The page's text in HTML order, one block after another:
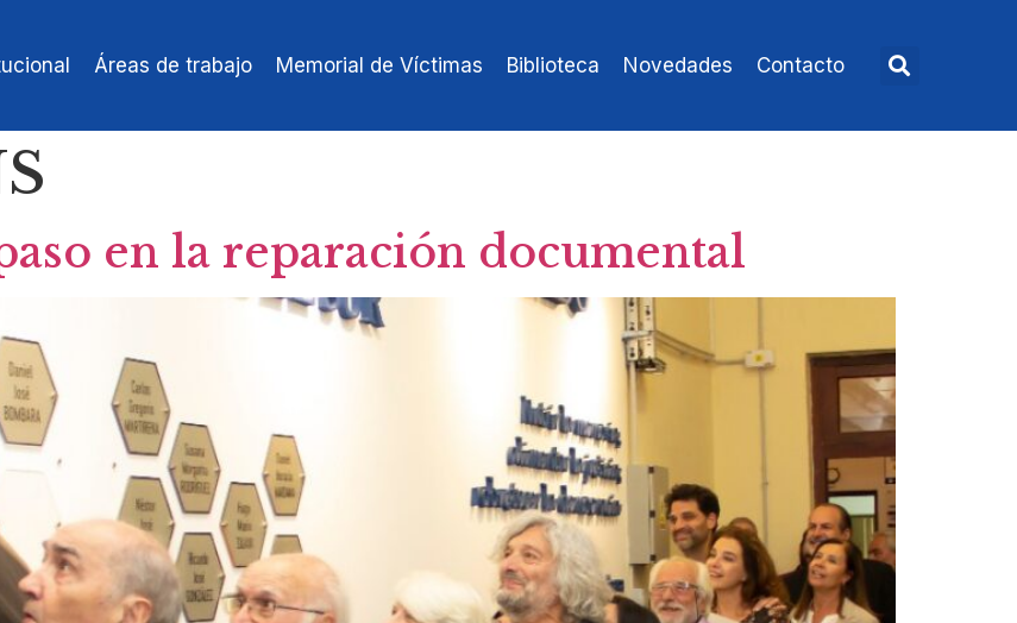
Áreas de trabajo Memorial de Víctimas Biblioteca Novedades Contacto
en la reparación documental